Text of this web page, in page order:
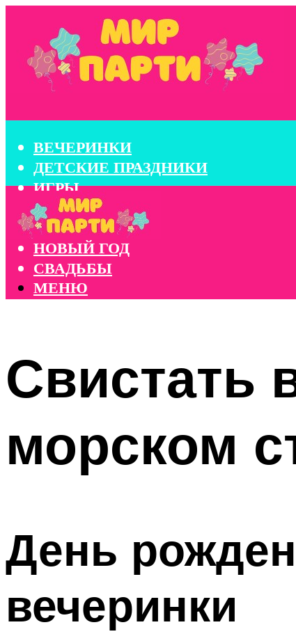
ВЕЧЕРИНКИ
ДЕТСКИЕ ПРАЗДНИКИ
ИГРЫ
КОНКУРСЫ
КОРПОРАТИВЫ
НОВЫЙ ГОД
СВАДЬБЫ
МЕНЮ
Свистать
морском
День
вечеринки